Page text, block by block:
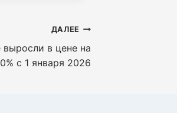
ДАЛЕЕ
в цене на
с 1 января 2026